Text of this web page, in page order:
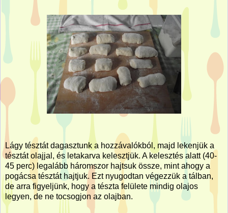
Lágy tésztát dagasztunk a hozzávalókból, majd lekenjük a
tésztát olajjal, és letakarva kelesztjük. A kelesztés alatt (40-
45 perc) legalább háromszor hajtsuk össze, mint ahogy a
pogácsa tésztát hajtjuk. Ezt nyugodtan végezzük a tálban,
de arra figyeljünk, hogy a tészta felülete mindig olajos
legyen, de ne tocsogjon az olajban.